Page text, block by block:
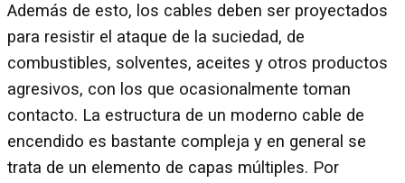
Además de esto, los cables deben ser proyectados
para resistir el ataque de la suciedad, de
combustibles, solventes, aceites y otros productos
agresivos, con los que ocasionalmente toman
contacto. La estructura de un moderno cable de
encendido es bastante compleja y en general se
trata de un elemento de capas múltiples. Por